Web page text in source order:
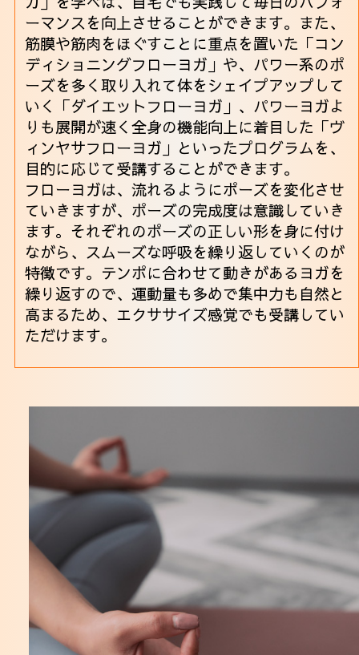
ーマンスを向上させることができます。また、
筋膜や筋肉をほぐすことに重点を置いた「コン
ディショニングフローヨガ」や、パワー系のポ
ーズを多く取り入れて体をシェイプアップして
いく「ダイエットフローヨガ」、パワーヨガよ
りも展開が速く全身の機能向上に着目した「ヴ
ィンヤサフローヨガ」といったプログラムを、
目的に応じて受講することができます。
フローヨガは、流れるようにポーズを変化させ
ていきますが、ポーズの完成度は意識していき
ます。それぞれのポーズの正しい形を身に付け
ながら、スムーズな呼吸を繰り返していくのが
特徴です。テンポに合わせて動きがあるヨガを
繰り返すので、運動量も多めで集中力も自然と
高まるため、エクササイズ感覚でも受講してい
ただけます。